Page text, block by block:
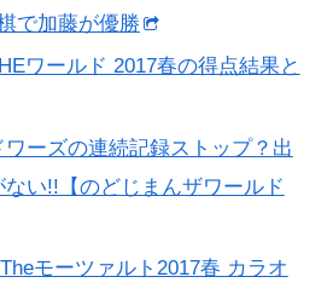
で加藤が優勝
ワールド 2017春の得点結果と
ーズの連続記録ストップ？出
い!!【のどじまんザワールド
モーツァルト2017春 カラオ